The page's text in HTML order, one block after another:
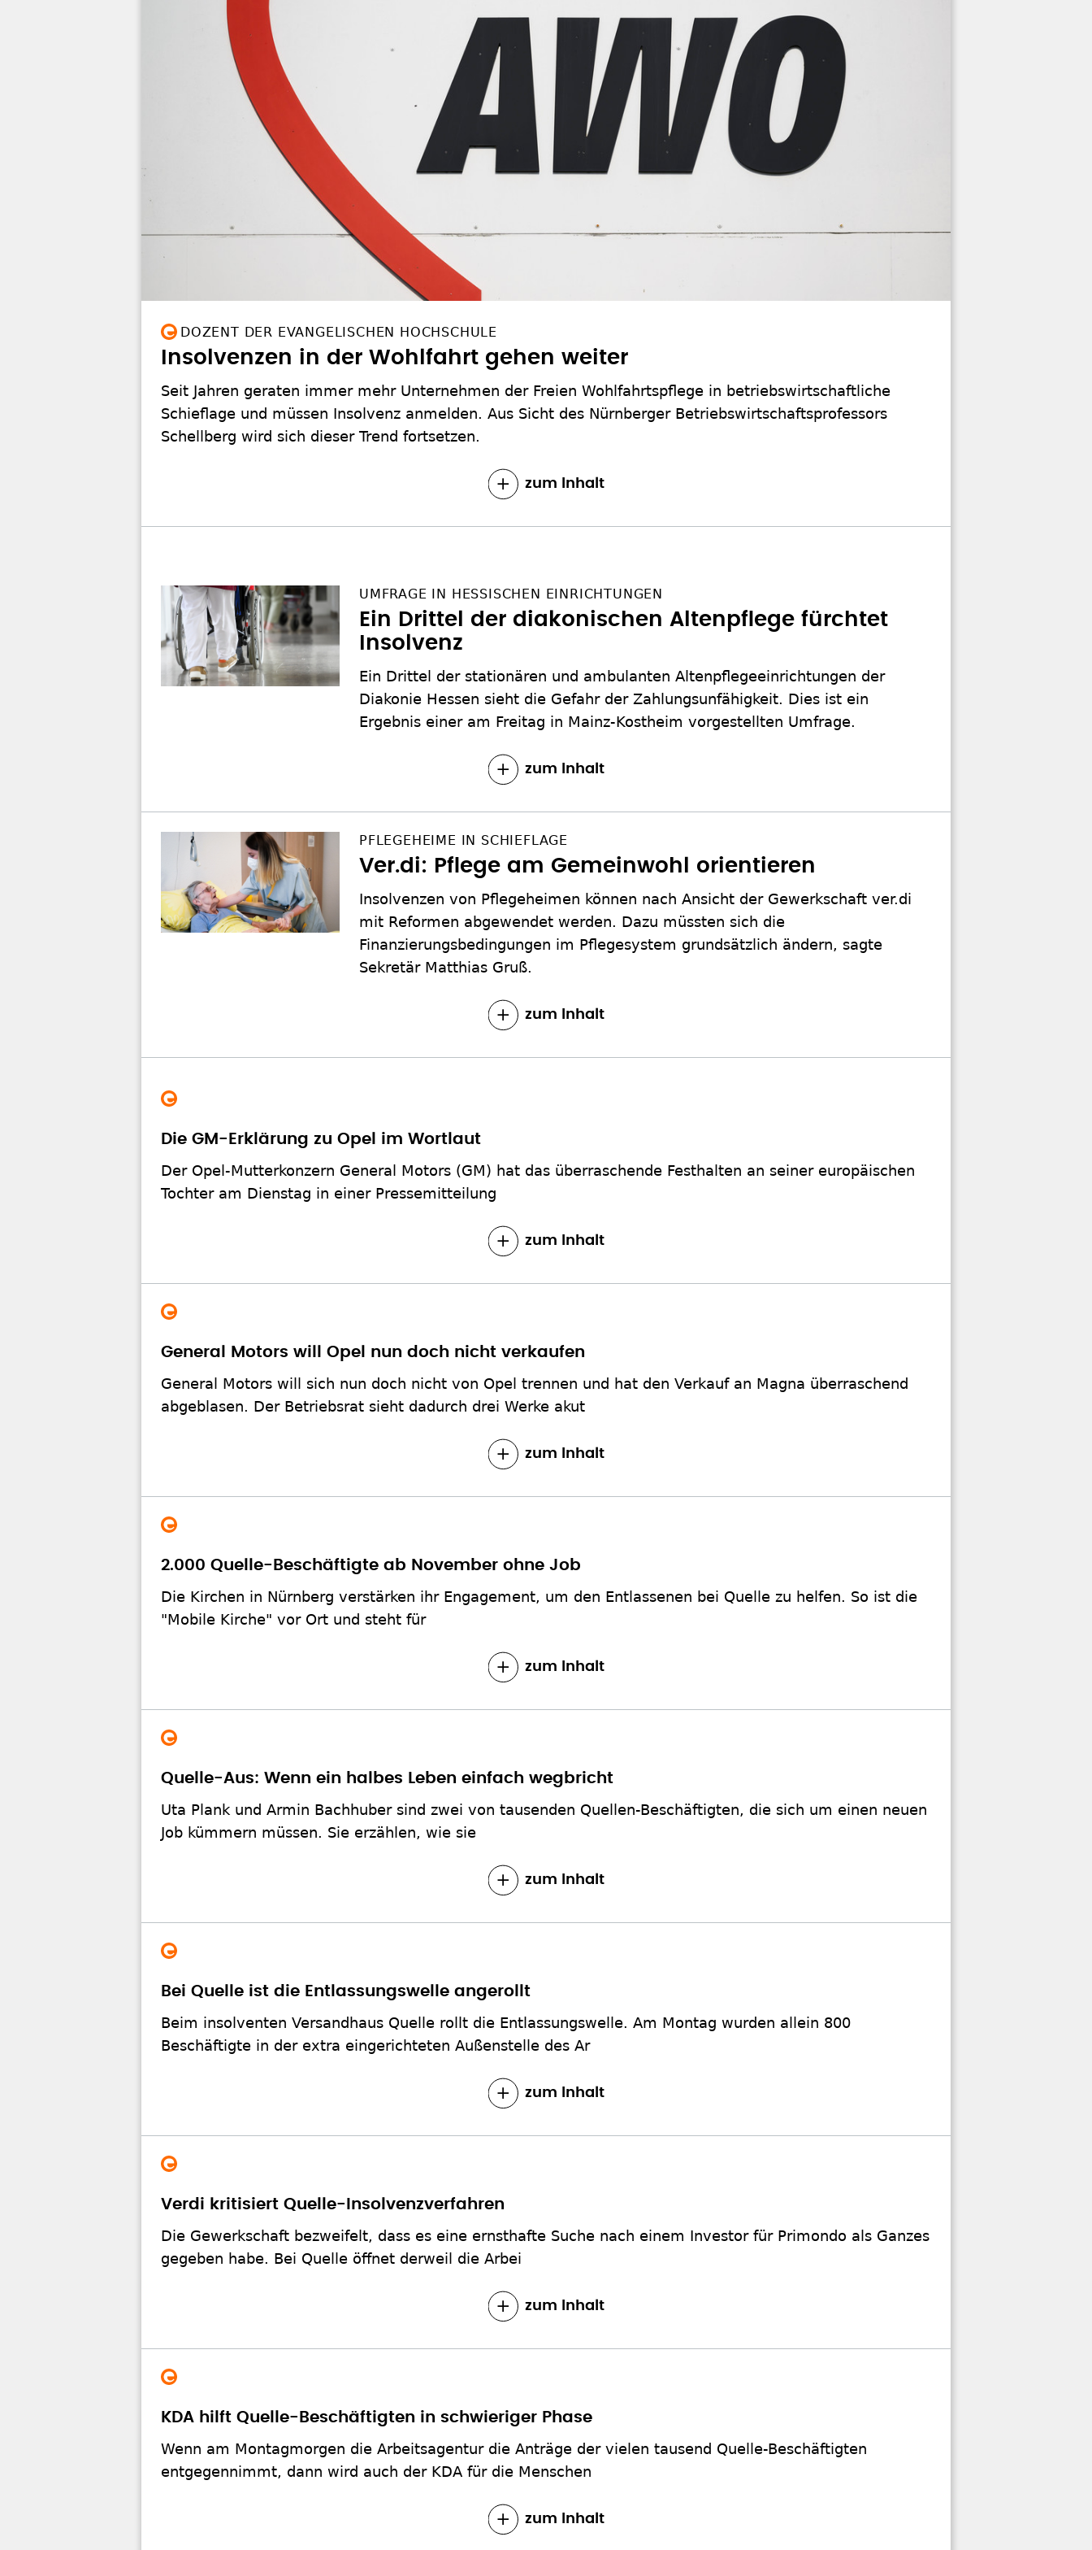
DOZENT DER EVANGELISCHEN HOCHSCHULE
Insolvenzen in der Wohlfahrt gehen weiter
Seit Jahren geraten immer mehr Unternehmen der Freien Wohlfahrtspflege in betriebswirtschaftliche
Schieflage und müssen Insolvenz anmelden. Aus Sicht des Nürnberger Betriebswirtschaftsprofessors
Schellberg wird sich dieser Trend fortsetzen.
zum Inhalt
UMFRAGE IN HESSISCHEN EINRICHTUNGEN
Ein Drittel der diakonischen Altenpflege fürchtet
Insolvenz
Ein Drittel der stationären und ambulanten Altenpflegeeinrichtungen der
Diakonie Hessen sieht die Gefahr der Zahlungsunfähigkeit. Dies ist ein
Ergebnis einer am Freitag in Mainz-Kostheim vorgestellten Umfrage.
zum Inhalt
PFLEGEHEIME IN SCHIEFLAGE
Ver.di: Pflege am Gemeinwohl orientieren
Insolvenzen von Pflegeheimen können nach Ansicht der Gewerkschaft ver.di
mit Reformen abgewendet werden. Dazu müssten sich die
Finanzierungsbedingungen im Pflegesystem grundsätzlich ändern, sagte
Sekretär Matthias Gruß.
zum Inhalt
Die GM-Erklärung zu Opel im Wortlaut
Der Opel-Mutterkonzern General Motors (GM) hat das überraschende Festhalten an seiner europäischen
Tochter am Dienstag in einer Pressemitteilung
zum Inhalt
General Motors will Opel nun doch nicht verkaufen
General Motors will sich nun doch nicht von Opel trennen und hat den Verkauf an Magna überraschend
abgeblasen. Der Betriebsrat sieht dadurch drei Werke akut
zum Inhalt
2.000 Quelle-Beschäftigte ab November ohne Job
Die Kirchen in Nürnberg verstärken ihr Engagement, um den Entlassenen bei Quelle zu helfen. So ist die
"Mobile Kirche" vor Ort und steht für
zum Inhalt
Quelle-Aus: Wenn ein halbes Leben einfach wegbricht
Uta Plank und Armin Bachhuber sind zwei von tausenden Quellen-Beschäftigten, die sich um einen neuen
Job kümmern müssen. Sie erzählen, wie sie
zum Inhalt
Bei Quelle ist die Entlassungswelle angerollt
Beim insolventen Versandhaus Quelle rollt die Entlassungswelle. Am Montag wurden allein 800
Beschäftigte in der extra eingerichteten Außenstelle des Ar
zum Inhalt
Verdi kritisiert Quelle-Insolvenzverfahren
Die Gewerkschaft bezweifelt, dass es eine ernsthafte Suche nach einem Investor für Primondo als Ganzes
gegeben habe. Bei Quelle öffnet derweil die Arbei
zum Inhalt
KDA hilft Quelle-Beschäftigten in schwieriger Phase
Wenn am Montagmorgen die Arbeitsagentur die Anträge der vielen tausend Quelle-Beschäftigten
entgegennimmt, dann wird auch der KDA für die Menschen
zum Inhalt